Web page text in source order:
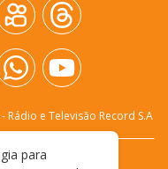
Rádio e Televisão Record S.A
PRIVACIDADE
para